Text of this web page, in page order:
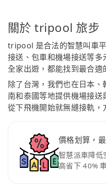
關於 tripool 旅步
tripool 是合法的智慧叫車
接送、包車和機場接送等
全家出遊，都能找到最合適
除了台灣，我們也在日本
南和泰國等地提供機場接
從下飛機開始就無縫接軌，
價格划算，
智慧派車降低
高省下 40%